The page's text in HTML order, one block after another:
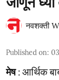
नवशक्ती
Published on:
मेष: आर्थिक